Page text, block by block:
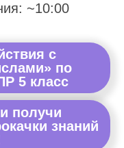
~10:00
с
по
5 класс
получи
знаний